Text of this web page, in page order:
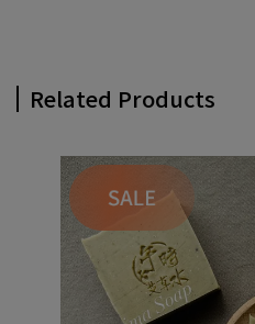
Related Products